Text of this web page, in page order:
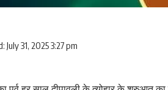
July 31, 2025 3:27 pm